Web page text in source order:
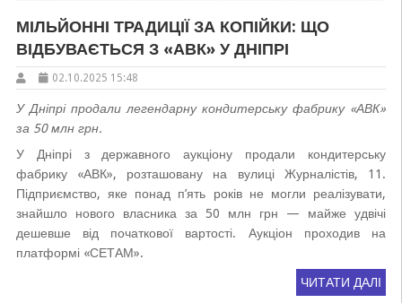
МІЛЬЙОННІ ТРАДИЦІЇ ЗА КОПІЙКИ: ЩО
ВІДБУВАЄТЬСЯ З «АВК» У ДНІПРІ
02.10.2025 15:48
У Дніпрі продали легендарну кондитерську фабрику «АВК»
за 50 млн грн.
У Дніпрі з державного аукціону продали кондитерську
фабрику «АВК», розташовану на вулиці Журналістів, 11.
Підприємство, яке понад п’ять років не могли реалізувати,
знайшло нового власника за 50 млн грн — майже удвічі
дешевше від початкової вартості. Аукціон проходив на
платформі «СЕТАМ».
ЧИТАТИ ДАЛІ